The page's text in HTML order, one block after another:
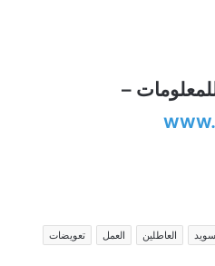
–
العاطلين العمل
تعويضات